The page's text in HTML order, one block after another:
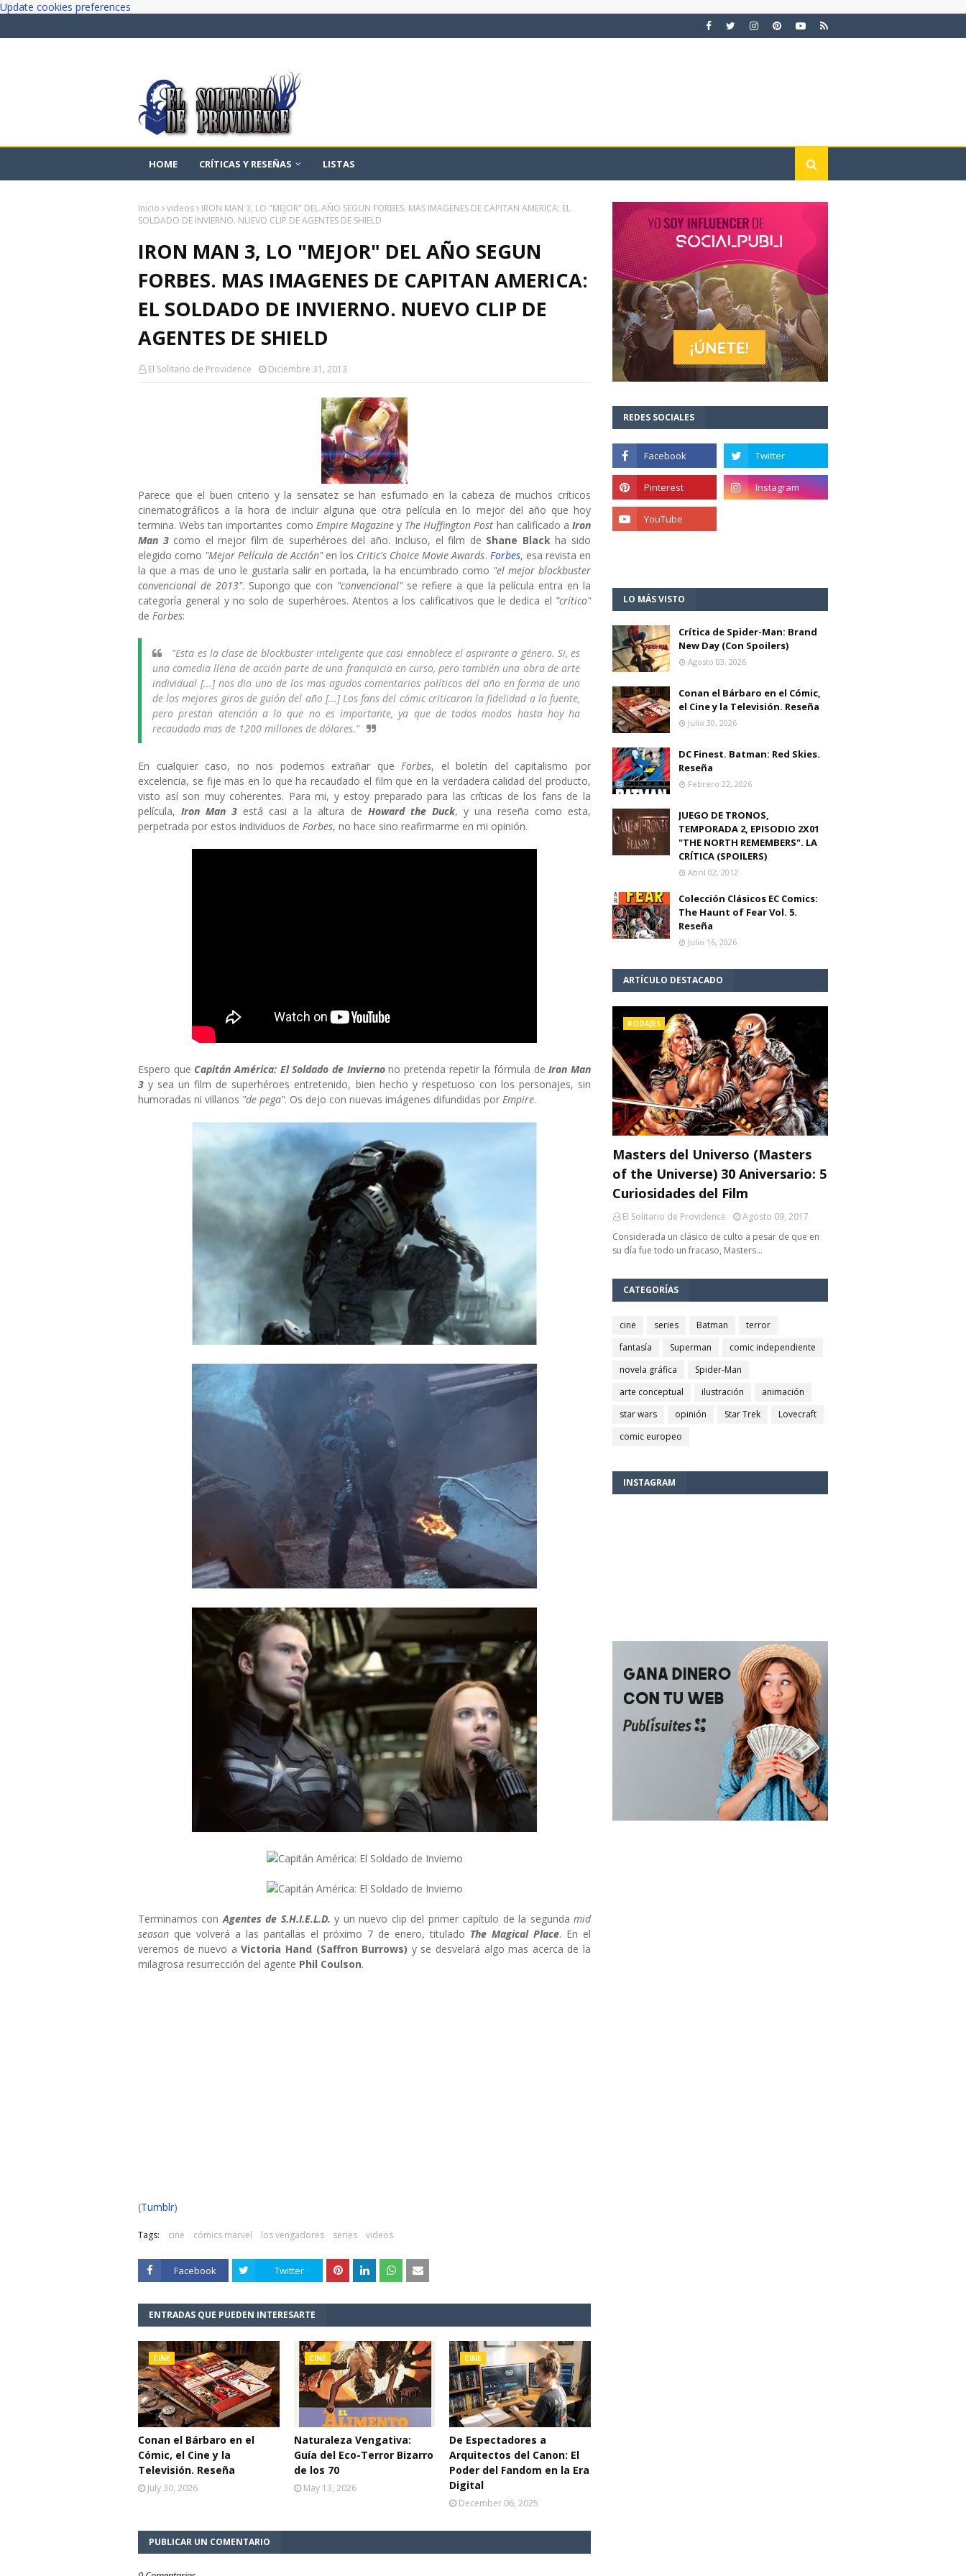
Update cookies preferences
HOME CRÍTICAS Y RESEÑAS LISTAS
Inicio videos
IRON MAN 3, LO "MEJOR" DEL AÑO SEGUN FORBES. MAS IMAGENES DE CAPITAN AMERICA: EL
SOLDADO DE INVIERNO. NUEVO CLIP DE AGENTES DE SHIELD
IRON MAN 3, LO "MEJOR" DEL AÑO SEGUN
FORBES. MAS IMAGENES DE CAPITAN AMERICA:
EL SOLDADO DE INVIERNO. NUEVO CLIP DE
AGENTES DE SHIELD
El Solitario de Providence Diciembre 31, 2013
Parece que el buen criterio y la sensatez se han esfumado en la cabeza de muchos críticos
cinematográficos a la hora de incluir alguna que otra película en lo mejor del año que hoy
termina. Webs tan importantes como Empire Magaziney The Huffington Post han calificado aIron
Man 3como el mejor film de superhéroes del año. Incluso, el film de Shane Blackha sido
elegido como "Mejor Película de Acción"en los Critic's Choice Movie Awards. Forbes, esa revista en
la que a mas de uno le gustaría salir en portada, la ha encumbrado como "el mejor blockbuster
convencional de 2013". Supongo que con "convencional"se refiere a que la película entra en la
categoría general y no solo de superhéroes. Atentos a los calificativos que le dedica el "crítico"
de Forbes:
"Esta es la clase de blockbuster inteligente que casi ennoblece el aspirante a género. Si, es
una comedia llena de acción parte de una franquicia en curso, pero también una obra de arte
individual [...] nos dio uno de los mas agudos comentarios políticos del año en forma de uno
de los mejores giros de guión del año [...] Los fans del cómic criticaron la fidelidad a la fuente,
pero prestan atención a lo que no es importante, ya que de todos modos hasta hoy ha
recaudado mas de 1200 millones de dólares."
En cualquier caso, no nos podemos extrañar queForbes, el boletín del capitalismo por
excelencia, se fije mas en lo que ha recaudado el film que en la verdadera calidad del producto,
visto así son muy coherentes. Para mi, y estoy preparado para las críticas de los fans de la
película,Iron Man 3 está casi a la altura de Howard the Duck, y una reseña como esta,
perpetrada por estos individuos de Forbes, no hace sino reafirmarme en mi opinión.
Espero que Capitán América: El Soldado de Inviernono pretenda repetir la fórmula deIron Man
3 y sea un film de superhéroes entretenido, bien hecho y respetuoso con los personajes, sin
humoradas ni villanos "de pega". Os dejo con nuevas imágenes difundidas por Empire.
Terminamos conAgentes de S.H.I.E.L.D. y un nuevo clip del primer capítulo de la segundamid
season que volverá a las pantallas el próximo 7 de enero, titulado The Magical Place. En el
veremos de nuevo aVictoria Hand (Saffron Burrows) y se desvelará algo mas acerca de la
milagrosa resurrección del agente Phil Coulson.
(Tumblr)
Tags: cine cómics marvel los vengadores series videos
Facebook Twitter
ENTRADAS QUE PUEDEN INTERESARTE
CINE
Conan el Bárbaro en el
Cómic, el Cine y la
Televisión. Reseña
July 30, 2026
CINE
Naturaleza Vengativa:
Guía del Eco-Terror Bizarro
de los 70
May 13, 2026
CINE
De Espectadores a
Arquitectos del Canon: El
Poder del Fandom en la Era
Digital
December 06, 2025
PUBLICAR UN COMENTARIO
REDES SOCIALES
LO MÁS VISTO
Crítica de Spider-Man: Brand
New Day (Con Spoilers)
Agosto 03, 2026
Conan el Bárbaro en el Cómic,
el Cine y la Televisión. Reseña
Julio 30, 2026
DC Finest. Batman: Red Skies.
Reseña
Febrero 22, 2026
JUEGO DE TRONOS,
TEMPORADA 2, EPISODIO 2X01
"THE NORTH REMEMBERS". LA
CRÍTICA (SPOILERS)
Abril 02, 2012
Colección Clásicos EC Comics:
The Haunt of Fear Vol. 5.
Reseña
Julio 16, 2026
ARTÍCULO DESTACADO
RODAJES
Masters del Universo (Masters
of the Universe) 30 Aniversario: 5
Curiosidades del Film
El Solitario de Providence
Agosto 09, 2017
Considerada un clásico de culto a pesar de que en
su día fue todo un fracaso, Masters…
CATEGORÍAS
cine series Batman
terror
fantasía
Superman
comic independiente
novela gráfica
Spider-Man
arte conceptual
ilustración
animación
star wars
opinión Star Trek
Lovecraft
comic europeo
INSTAGRAM